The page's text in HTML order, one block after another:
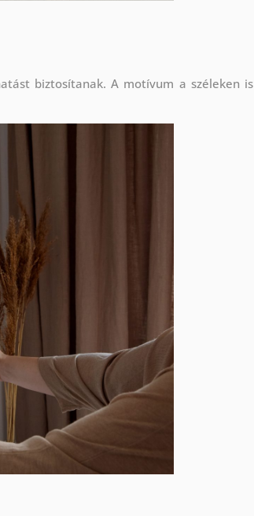
biztosítanak. A motívum a széleken is